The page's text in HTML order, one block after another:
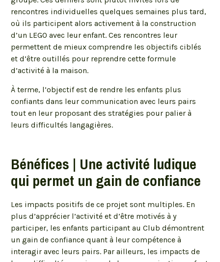
rencontres individuelles quelques semaines plus tard,
où ils participent alors activement à la construction
d’un LEGO avec leur enfant. Ces rencontres leur
permettent de mieux comprendre les objectifs ciblés
et d’être outillés pour reprendre cette formule
d’activité à la maison.
À terme, l’objectif est de rendre les enfants plus
confiants dans leur communication avec leurs pairs
tout en leur proposant des stratégies pour palier à
leurs difficultés langagières.
Bénéfices | Une activité ludique
qui permet un gain de confiance
Les impacts positifs de ce projet sont multiples. En
plus d’apprécier l’activité et d’être motivés à y
participer, les enfants participant au Club démontrent
un gain de confiance quant à leur compétence à
interagir avec leurs pairs. Par ailleurs, les impacts de